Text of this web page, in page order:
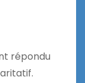
répondu